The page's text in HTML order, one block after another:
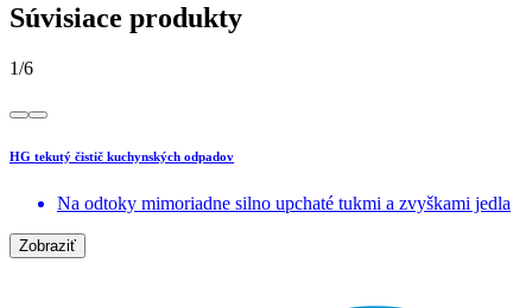
Súvisiace produkty
1/6
HG tekutý čistič kuchynských odpadov
Na odtoky mimoriadne silno upchaté tukmi a zvyškami jedla
Zobraziť